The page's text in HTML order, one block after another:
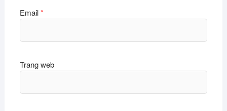
Email*
Trang web